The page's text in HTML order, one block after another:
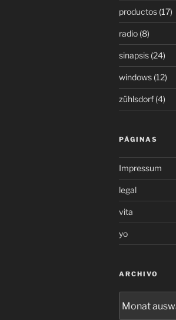
productos(17)
radio(8)
sinapsis(24)
windows(12)
zühlsdorf(4)
PÁGINAS
Impressum
legal
vita
yo
ARCHIVO